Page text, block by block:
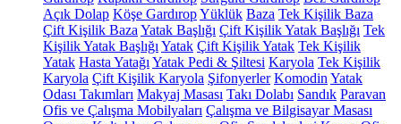
Açık Dolap Köşe GardıropYüklük Baza Tek Kişilik Baza
Çift Kişilik Baza Yatak Başlığı Çift Kişilik Yatak Başlığı Tek
Kişilik Yatak Başlığı Yatak Çift Kişilik Yatak Tek Kişilik
Yatak Hasta Yatağı Yatak Pedi & Şiltesi Karyola Tek Kişilik
Karyola Çift Kişilik Karyola Şifonyerler Komodin Yatak
Odası Takımları Makyaj Masası Takı Dolabı Sandık Paravan
Ofis ve Çalışma Mobilyaları Çalışma ve Bilgisayar Masası